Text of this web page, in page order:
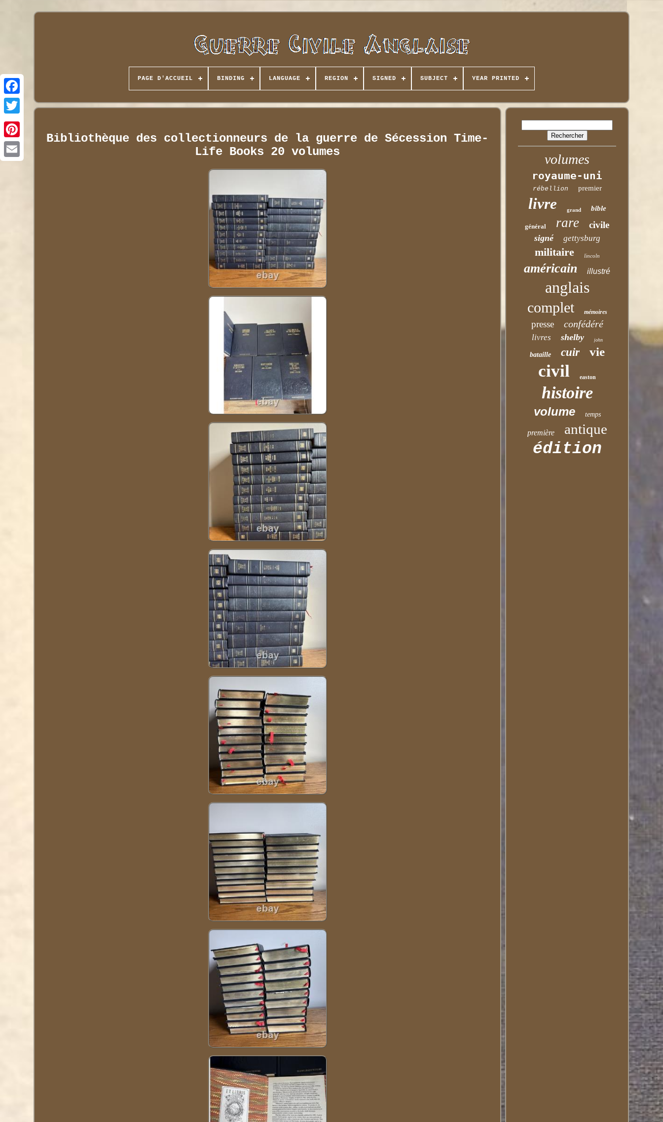
PAGE D'ACCUEIL BINDING LANGUAGE REGION SIGNED SUBJECT YEAR PRINTED
Bibliothèque des collectionneurs de la guerre de Sécession Time-
Life Books 20 volumes
volumes
royaume-uni
rébellion premier
livre grand bible
général rare civile
signé gettysburg
militaire lincoln
américain illustré
anglais
complet mémoires
presse confédéré
livres shelby john
bataille cuir vie
civil easton
histoire
volume temps
première antique
édition